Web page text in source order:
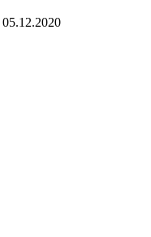
05.12.2020